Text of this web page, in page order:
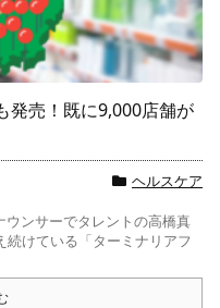
発売！既に9,000店舗が
ヘルスケア
ウンサーでタレントの高橋真
続けている「ターミナリアフ